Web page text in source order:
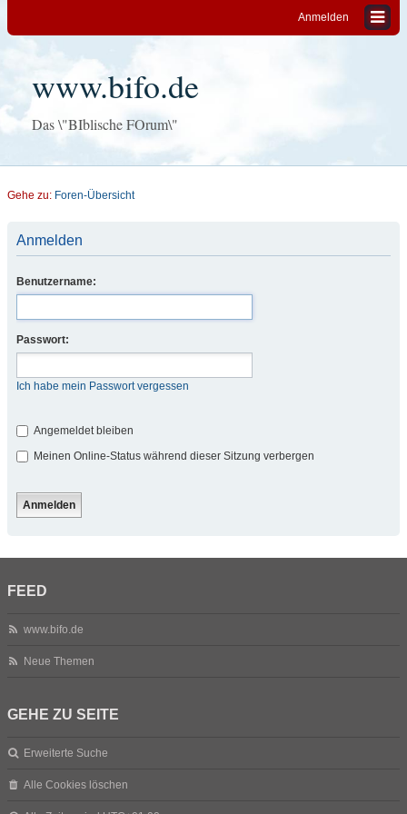
Anmelden
www.bifo.de
Das \"BIblische FOrum\"
Gehe zu: Foren-Übersicht
Anmelden
Benutzername:
Passwort:
Ich habe mein Passwort vergessen
Angemeldet bleiben
Meinen Online-Status während dieser Sitzung verbergen
FEED
www.bifo.de
Neue Themen
GEHE ZU SEITE
Erweiterte Suche
Alle Cookies löschen